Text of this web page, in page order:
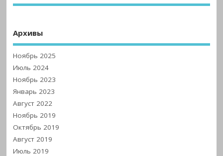
Архивы
Ноябрь 2025
Июль 2024
Ноябрь 2023
Январь 2023
Август 2022
Ноябрь 2019
Октябрь 2019
Август 2019
Июль 2019